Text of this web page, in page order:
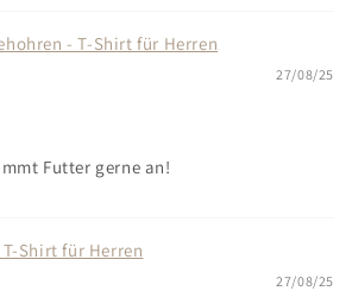
- T-Shirt für Herren
27/08/25
Futter gerne an!
Shirt für Herren
27/08/25